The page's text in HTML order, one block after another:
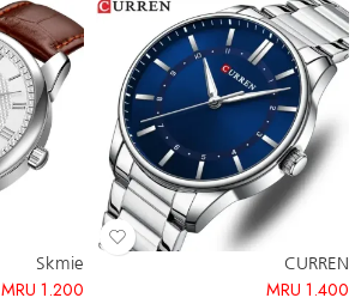
CURREN
1.400
MRU
Skmie
1.200
MRU